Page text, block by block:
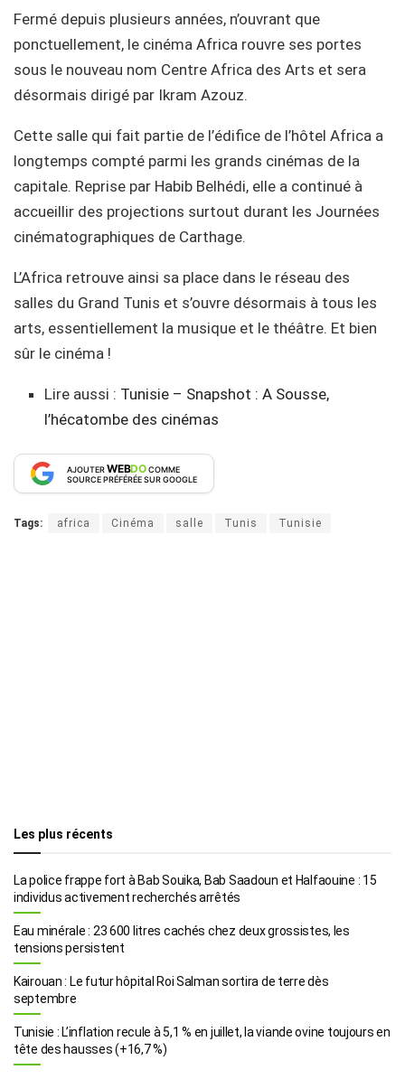
Fermé depuis plusieurs années, n’ouvrant que
ponctuellement, le cinéma Africa rouvre ses portes
sous le nouveau nom Centre Africa des Arts et sera
désormais dirigé par Ikram Azouz.
Cette salle qui fait partie de l’édifice de l’hôtel Africa a
longtemps compté parmi les grands cinémas de la
capitale. Reprise par Habib Belhédi, elle a continué à
accueillir des projections surtout durant les Journées
cinématographiques de Carthage.
L’Africa retrouve ainsi sa place dans le réseau des
salles du Grand Tunis et s’ouvre désormais à tous les
arts, essentiellement la musique et le théâtre. Et bien
sûr le cinéma !
Lire aussi : Tunisie – Snapshot : A Sousse,
l’hécatombe des cinémas
AJOUTERWEBDOCOMME
SOURCE PRÉFÉRÉE SUR GOOGLE
Tags: africa Cinéma salle Tunis Tunisie
Les plus récents
La police frappe fort à Bab Souika, Bab Saadoun et Halfaouine : 15
individus activement recherchés arrêtés
Eau minérale : 23 600 litres cachés chez deux grossistes, les
tensions persistent
Kairouan : Le futur hôpital Roi Salman sortira de terre dès
septembre
Tunisie : L’inflation recule à 5,1 % en juillet, la viande ovine toujours en
tête des hausses (+16,7 %)